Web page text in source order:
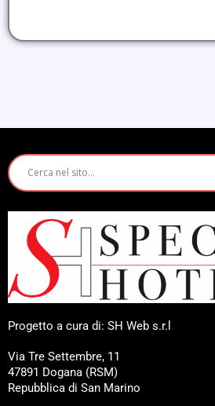
Progetto a cura di: SH Web s.r.l
Via Tre Settembre, 11
47891 Dogana (RSM)
Repubblica di San Marino